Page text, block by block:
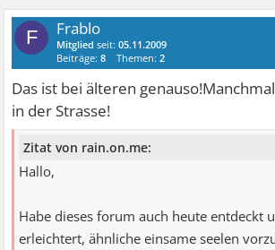
F Frablo
Mitglied seit:05.11.2009
Beiträge:8 Themen:2
Das ist bei älteren
in der Strasse!
Zitat von rain.on.me:
Hallo,
Habe dieses forum auch heute entdeckt
erleichtert, ähnliche einsame seelen